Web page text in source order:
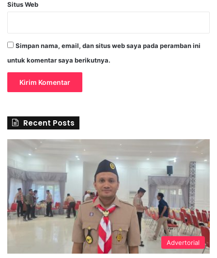
Situs Web
Simpan nama, email, dan situs web saya pada peramban ini
untuk komentar saya berikutnya.
Recent Posts
Advertorial